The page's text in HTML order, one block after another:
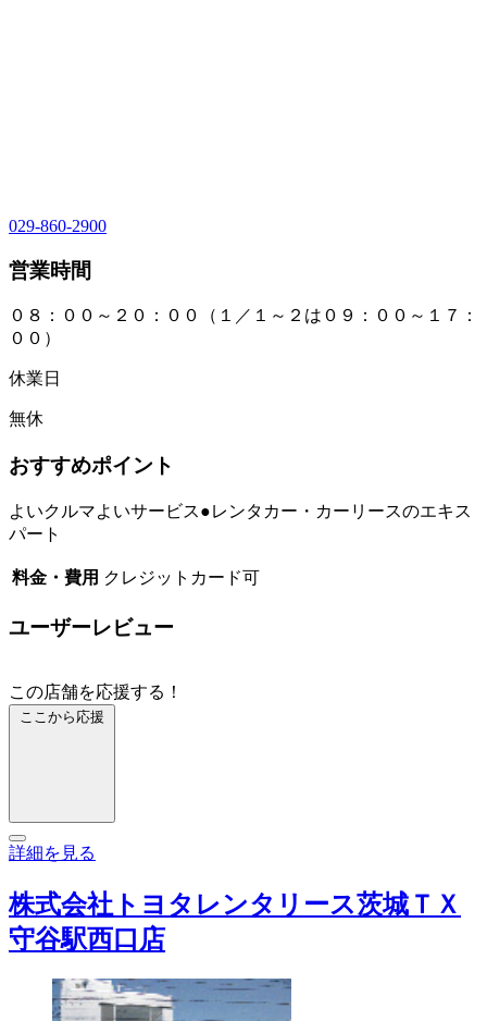
029-860-2900
営業時間
０８：００～２０：００（１／１～２は０９：００～１７：
００）
休業日
無休
おすすめポイント
よいクルマよいサービス●レンタカー・カーリースのエキス
パート
料金・費用 クレジットカード可
ユーザーレビュー
この店舗を応援する！
ここから応援
詳細を見る
株式会社トヨタレンタリース茨城ＴＸ
守谷駅西口店